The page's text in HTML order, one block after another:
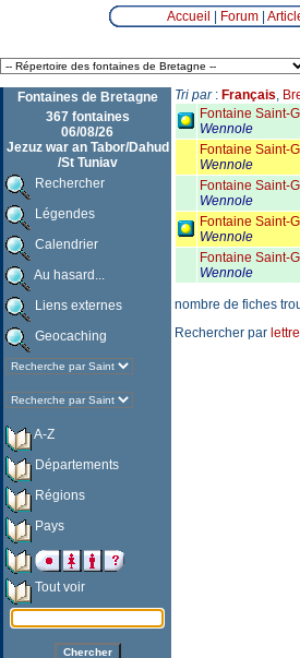
Accueil Forum|
Fontaines de Bretagne
367 fontaines
06/08/26
Jezuz war an Tabor/Dahud
/St Tuniav
Rechercher
Légendes
Calendrier
Au hasard...
Liens externes
Geocaching
A-Z
Départements
Régions
Pays
Tout voir
Tri par: Français,
Fontaine Saint-
Wennole
Fontaine Saint-
Wennole
Fontaine Saint-
Wennole
Fontaine Saint-
Wennole
Fontaine Saint-
Wennole
nombre de fiches
Rechercher par